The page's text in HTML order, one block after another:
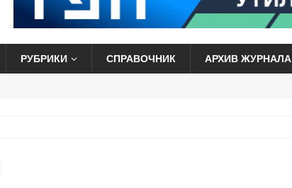
РУБРИКИ СПРАВОЧНИК АРХИВ ЖУРНАЛА